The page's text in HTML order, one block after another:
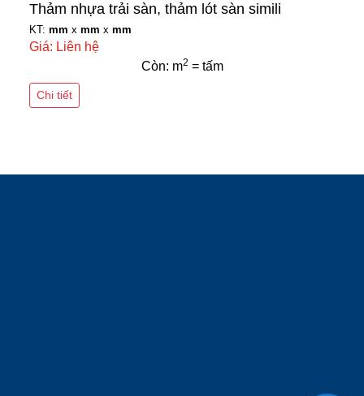
Thảm nhựa trải sàn, thảm lót sàn simili
KT: mm x mm x mm
Giá: Liên hệ
Còn: m2 = tấm
Chi tiết